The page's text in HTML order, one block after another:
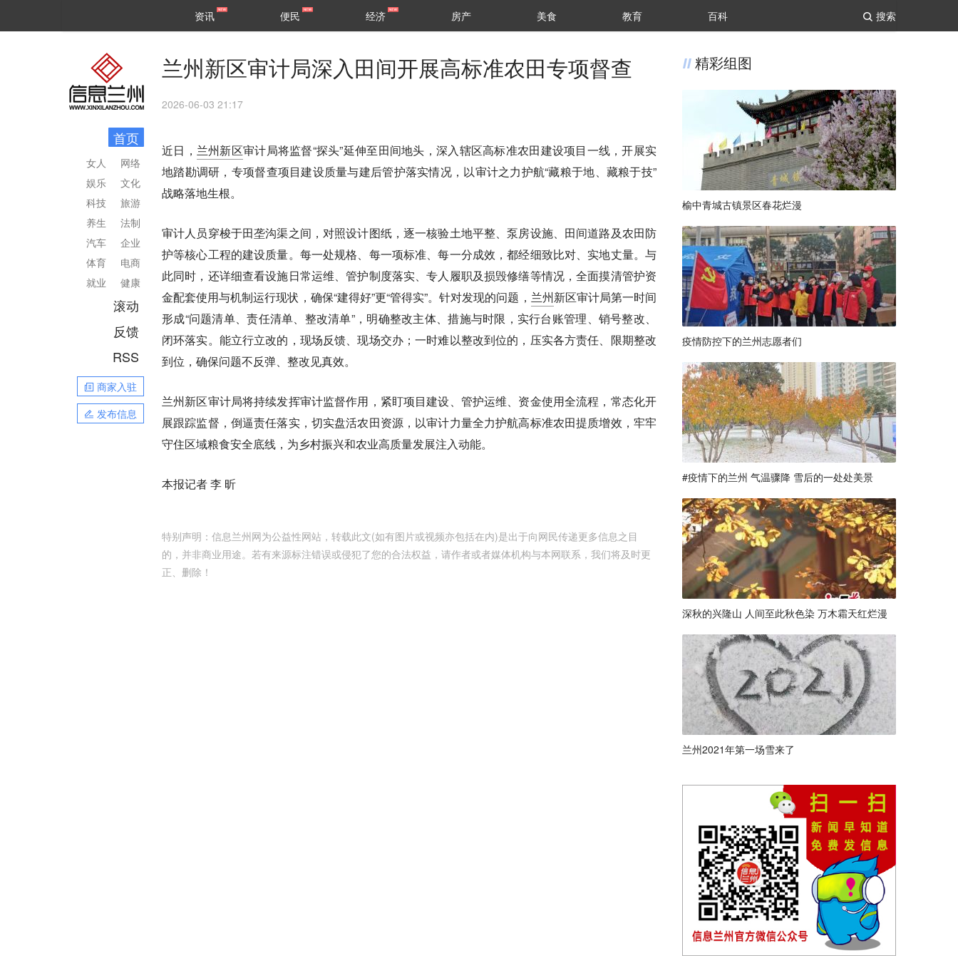
搜索
区县
资讯 便民 经济 房产 美食 教育 百科
首页
网络
文化
旅游
法制
企业
电商
健康
女人
娱乐
科技
养生
汽车
体育
就业
滚动
反馈
RSS
商家入驻
发布信息
兰州新区审计局深入田间开展高标准农田专项督查
2026-06-03 21:17
近日， 兰州新区审计局将监督“探头”延伸至田间地头，深入辖区高标准农田建设项目一线，开展实
地踏勘调研，专项督查项目建设质量与建后管护落实情况，以审计之力护航“藏粮于地、藏粮于技”
战略落地生根。
审计人员穿梭于田垄沟渠之间，对照设计图纸，逐一核验土地平整、泵房设施、田间道路及农田防
护等核心工程的建设质量。每一处规格、每一项标准、每一分成效，都经细致比对、实地丈量。与
此同时，还详细查看设施日常运维、管护制度落实、专人履职及损毁修缮等情况，全面摸清管护资
金配套使用与机制运行现状，确保“建得好”更“管得实”。针对发现的问题， 兰州新区审计局第一时间
形成“问题清单、责任清单、整改清单”，明确整改主体、措施与时限，实行台账管理、销号整改、
闭环落实。能立行立改的，现场反馈、现场交办；一时难以整改到位的，压实各方责任、限期整改
到位，确保问题不反弹、整改见真效。
兰州新区审计局将持续发挥审计监督作用，紧盯项目建设、管护运维、资金使用全流程，常态化开
展跟踪监督，倒逼责任落实，切实盘活农田资源，以审计力量全力护航高标准农田提质增效，牢牢
守住区域粮食安全底线，为乡村振兴和农业高质量发展注入动能。
本报记者 李 昕
特别声明：信息兰州网为公益性网站，转载此文(如有图片或视频亦包括在内)是出于向网民传递更多信息之目
的，并非商业用途。若有来源标注错误或侵犯了您的合法权益，请作者或者媒体机构与本网联系，我们将及时更
正、删除！
精彩组图
榆中青城古镇景区春花烂漫
疫情防控下的兰州志愿者们
#疫情下的兰州 气温骤降 雪后的一处处美景
深秋的兴隆山 人间至此秋色染 万木霜天红烂漫
兰州2021年第一场雪来了